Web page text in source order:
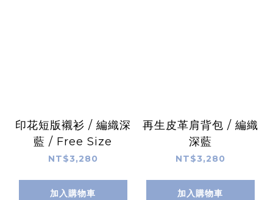
印花短版襯衫 / 編織深
藍 / Free Size
NT$3,280
加入購物車
再生皮革肩背包 / 編織
深藍
NT$3,280
加入購物車